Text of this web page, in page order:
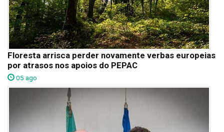
Floresta arrisca perder novamente verbas europeias
por atrasos nos apoios do PEPAC
05 ago